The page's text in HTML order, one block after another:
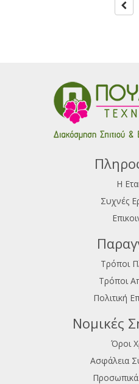
Η
Συχνές
Τρόποι
Τρόποι
Πολιτική
Νομικές
Όροι
Ασφάλεια